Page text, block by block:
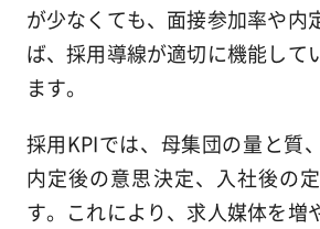
が少なくても、面接参加率や内
ば、採用導線が適切に機能して
ます。
採用KPIでは、母集団の量と質
内定後の意思決定、入社後の
す。これにより、求人媒体を増